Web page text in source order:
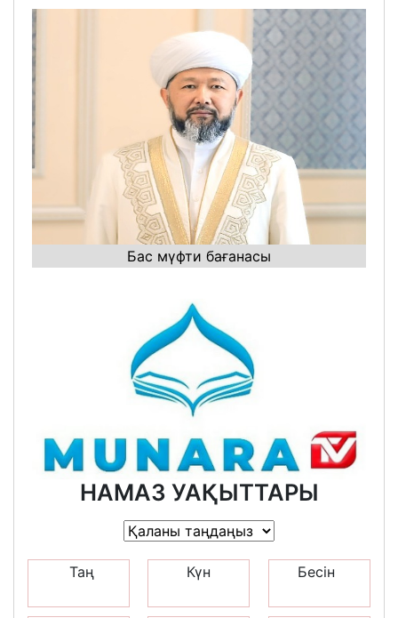
Бас мүфти бағанасы
НАМАЗ УАҚЫТТАРЫ
Таң Күн Бесін